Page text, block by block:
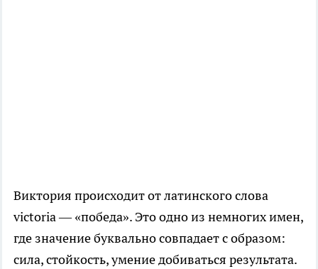
Виктория происходит от латинского слова
victoria — «победа». Это одно из немногих имен,
где значение буквально совпадает с образом:
сила, стойкость, умение добиваться результата.